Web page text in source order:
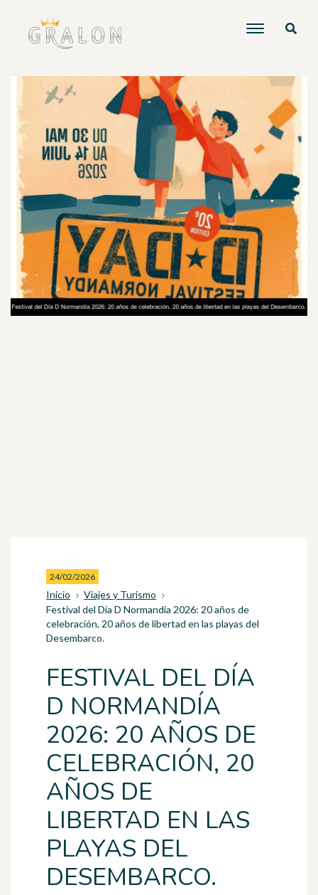
24/02/2026
Inicio
Viajes y Turismo
Festival del Día D Normandía 2026: 20 años de
celebración, 20 años de libertad en las playas del
Desembarco.
FESTIVAL DEL DÍA
D NORMANDÍA
2026: 20 AÑOS DE
CELEBRACIÓN, 20
AÑOS DE
LIBERTAD EN LAS
PLAYAS DEL
DESEMBARCO.